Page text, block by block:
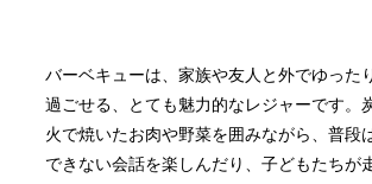
バーベキューは、家族や友人と外でゆった
過ごせる、とても魅力的なレジャーです。
火で焼いたお肉や野菜を囲みながら、普段
できない会話を楽しんだり、子どもたちが